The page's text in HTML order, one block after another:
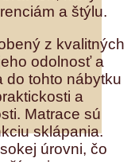
a štýlu.
z kvalitných
odolnosť a
do tohto nábytku
a
Matrace sú
sklápania.
úrovni, čo